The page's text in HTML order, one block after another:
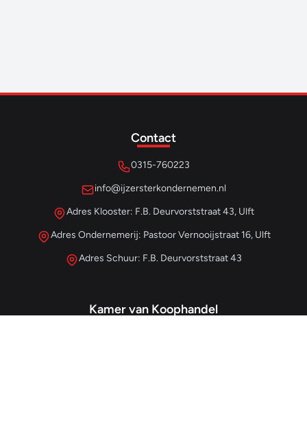
Contact
0315-760223
info@ijzersterkondernemen.nl
Adres Klooster: F.B. Deurvorststraat 43, Ulft
Adres Ondernemerij: Pastoor Vernooijstraat 16, Ulft
Adres Schuur: F.B. Deurvorststraat 43
Kamer van Koophandel